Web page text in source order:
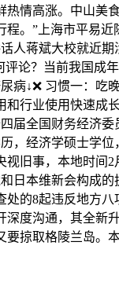
情高涨。中山美
。”上海市平易
人蒋斌大校就近
评论？当前我国
病↓❌ 习惯一：
行业使用快速成
届全国财务经济
，经济学硕士学
旧事，本地时间
日本维新会构成
的8起违反地方
度沟通，其全新
掠取格陵兰岛。